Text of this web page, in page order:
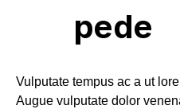
pede
Vulputate tempus ac a ut
Augue vulputate dolor